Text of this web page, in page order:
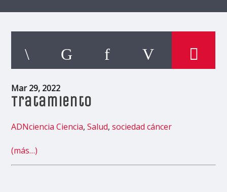
Mar 29, 2022
Tratamiento
ADNciencia Ciencia,Salud,sociedad cáncer
(más…)